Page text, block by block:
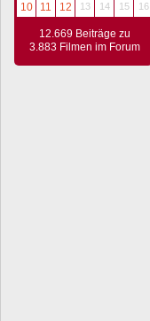
10
11 12 13 14 15 16
12.669 Beiträge zu
3.883 Filmen im Forum